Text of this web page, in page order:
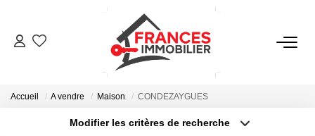
Accueil A vendre Maison CONDEZAYGUES
Modifier les critères de recherche